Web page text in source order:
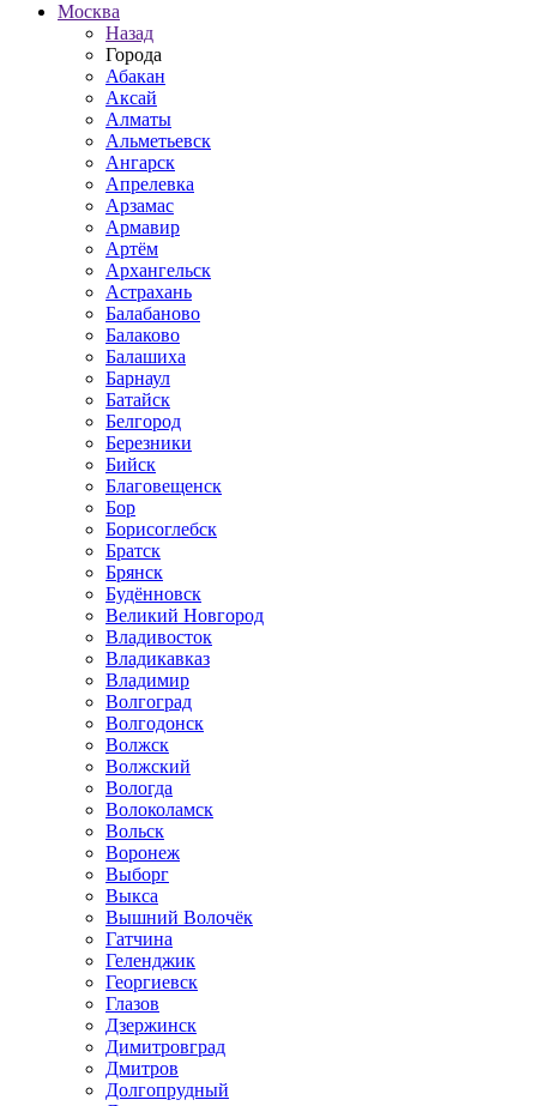
Москва
Назад
Города
Абакан
Аксай
Алматы
Альметьевск
Ангарск
Апрелевка
Арзамас
Армавир
Артём
Архангельск
Астрахань
Балабаново
Балаково
Балашиха
Барнаул
Батайск
Белгород
Березники
Бийск
Благовещенск
Бор
Борисоглебск
Братск
Брянск
Будённовск
Великий Новгород
Владивосток
Владикавказ
Владимир
Волгоград
Волгодонск
Волжск
Волжский
Вологда
Волоколамск
Вольск
Воронеж
Выборг
Выкса
Вышний Волочёк
Гатчина
Геленджик
Георгиевск
Глазов
Дзержинск
Димитровград
Дмитров
Долгопрудный